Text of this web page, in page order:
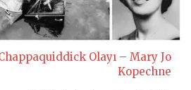
Olayı – Mary Jo
Kopechne